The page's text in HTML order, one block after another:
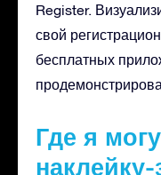
Register.
свой
бесплатных
Где я
наклейку-